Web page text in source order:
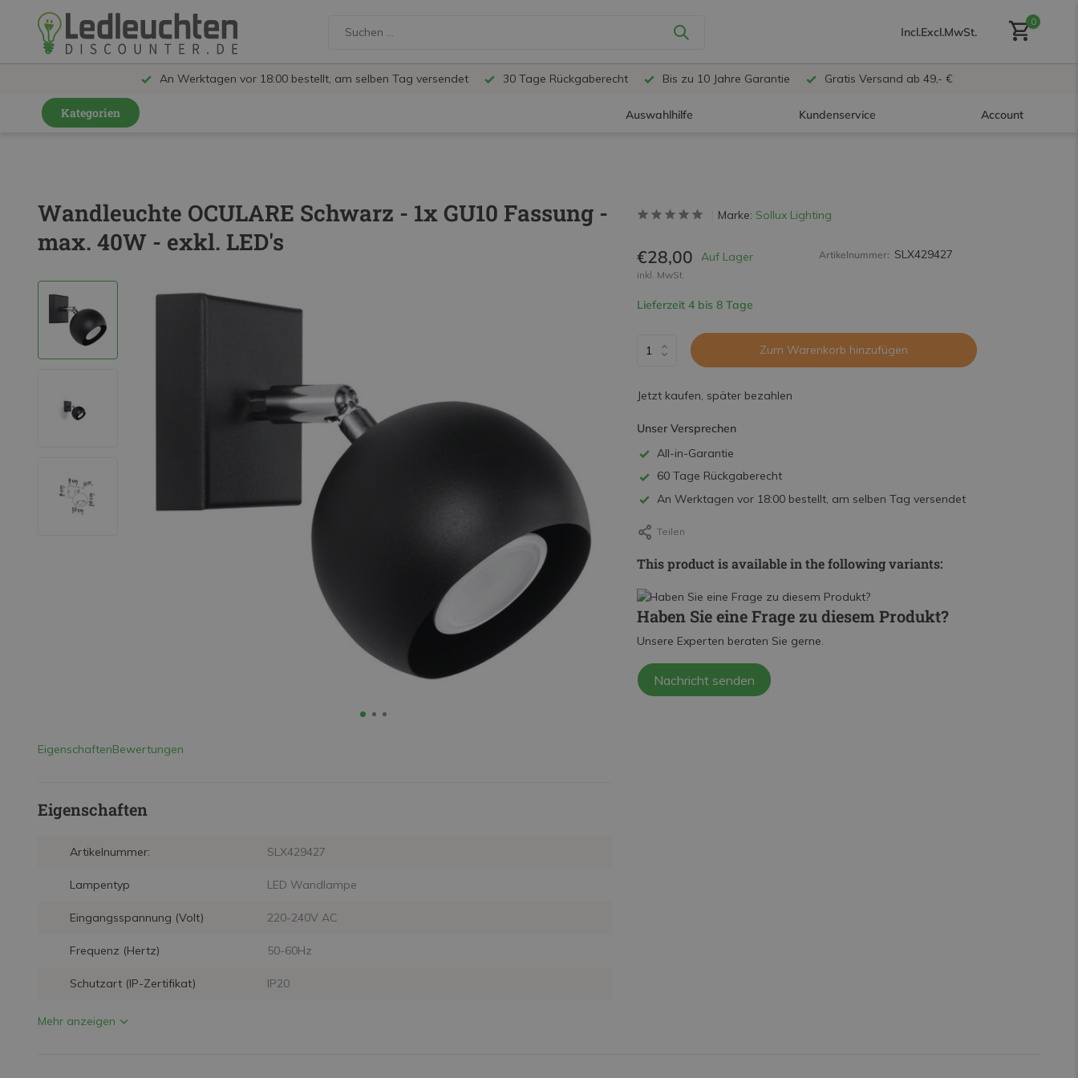
Incl.Excl.MwSt.
0
An Werktagen vor 18:00 bestellt, am selben Tag versendet 30 Tage Rückgaberecht Bis zu 10 Jahre Garantie Gratis Versand ab 49,- €
Kategorien Auswahlhilfe Kundenservice Account
Benutzerkonto
LED Schienensystem Lampen
Innenleuchten
Feuchtraumleuchten IP65
Außenleuchten
LED Panels
LED Smart Home
Installationsmaterialien
Wandleuchte OCULARE Schwarz - 1x GU10 Fassung -
max. 40W - exkl. LED's
EigenschaftenBewertungen
Eigenschaften
Artikelnummer: SLX429427
Lampentyp LED Wandlampe
Eingangsspannung (Volt) 220-240V AC
Frequenz (Hertz) 50-60Hz
Schutzart (IP-Zertifikat) IP20
Mehr anzeigen
Marke: Sollux Lighting
€28,00 Auf Lager
inkl. MwSt.
Artikelnummer: SLX429427
Lieferzeit 4 bis 8 Tage
Zum Warenkorb hinzufügen
Jetzt kaufen, später bezahlen
Unser Versprechen
All-in-Garantie
60 Tage Rückgaberecht
An Werktagen vor 18:00 bestellt, am selben Tag versendet
Teilen
This product is available in the following variants:
Haben Sie eine Frage zu diesem Produkt?
Unsere Experten beraten Sie gerne.
Nachricht senden